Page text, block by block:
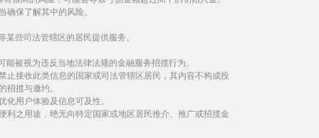
确保了解其中的风险。
些司法管辖区的居民提供服务。
被视为违反当地法律法规的金融服务招揽行为。
止接收此类信息的国家或司法管辖区居民，其内容不构成投
招揽与邀约。
化用户体验及信息可及性。
利之用途，绝无向特定国家或地区居民推介、推广或招揽金